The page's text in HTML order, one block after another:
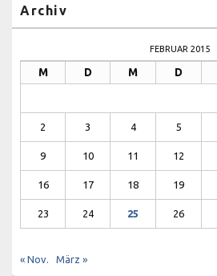
Archiv
FEBRUAR 2015
M D M D
2 3 4 5
9 10 11 12
16 17 18 19
23 24 25 26
« Nov. März »